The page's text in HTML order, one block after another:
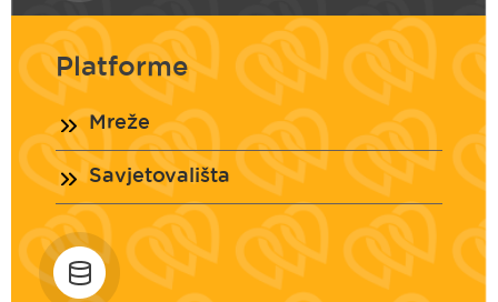
Platforme
Mreže
Savjetovališta